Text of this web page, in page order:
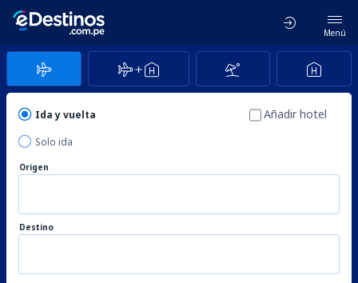
Menú
Ida y vuelta
Solo ida
Añadir hotel
Origen
Destino